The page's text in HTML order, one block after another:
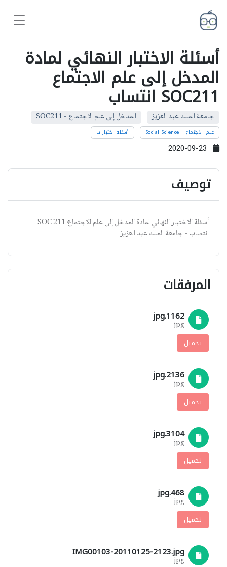
أسئلة الاختبار النهائي لمادة
المدخل إلى علم الاجتماع
SOC211 انتساب
جامعة الملك عبد العزيز المدخل إلى علم الاجتماع - SOC211
علم الاجتماع | Social Science أسئلة اختبارات
توصيف
أسئلة الاختبار النهائي لمادة المدخل إلى علم الاجتماع SOC 211
انتساب - جامعة الملك عبد العزيز
المرفقات
1162.jpg
jpg
تحميل
2136.jpg
jpg
تحميل
3104.jpg
jpg
تحميل
468.jpg
jpg
تحميل
IMG00103-20110125-2123.jpg
jpg